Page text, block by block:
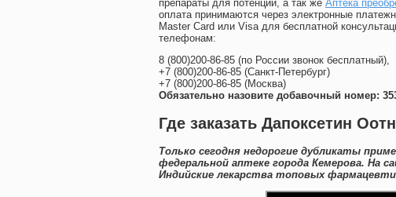
препараты для потенции, а так же Аптека
оплата принимаются через электронные
Master Card или Visa для бесплатной
телефонам:
8 (800)200-86-85 (по России звонок бесплатный),
+7 (800)200-86-85 (Санкт-Петербург)
+7 (800)200-86-85 (Москва)
Обязательно назовите добавочный номер:
Где заказать Дапоксетин
Только сегодня недорогие дубликаты
федеральной аптеке города Кемерова. На
Индийские лекарства топовых